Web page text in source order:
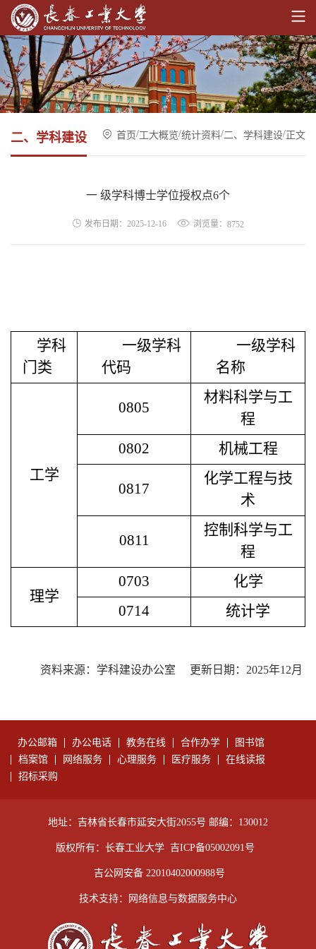
二、学科建设 首页/工大概览/统计资料/二、学科建设/正文
一 级学科博士学位授权点6个
发布日期：2025-12-16 浏览量： 8752
学科
门类
一级学科
代码
一级学科
名称
工学
0805
材料科学与工
程
0802
机械工程
0817
化学工程与技
术
0811
控制科学与工
程
理学
0703
化学
0714
统计学
资料来源：学科建设办公室 更新日期： 2025年12月
办公邮箱 办公电话 教务在线 合作办学
图书馆
档案馆
网络服务 心理服务 医疗服务
在线读报
招标采购
地址：吉林省长春市延安大街2055号 邮编：130012
版权所有：长春工业大学 吉ICP备05002091号
吉公网安备 22010402000988号
技术支持：网络信息与数据服务中心